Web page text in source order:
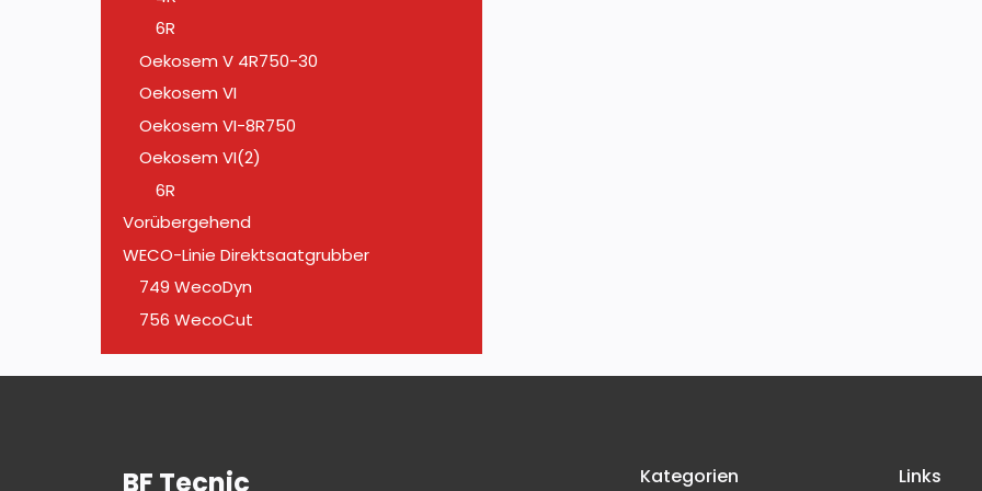
6R
Oekosem V 4R750-30
Oekosem VI
Oekosem VI-8R750
Oekosem VI(2)
6R
Vorübergehend
WECO-Linie Direktsaatgrubber
749 WecoDyn
756 WecoCut
BF Tecnic Kategorien Links